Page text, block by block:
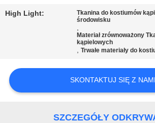
SKONTAKTUJ
NAMI
AKTUALNOŚCI
High Light:
Tkanina do kostiumów
środowisku
,
Materiał zrównoważony
kąpielowych
,Trwałe materiały do
SKONTAKTUJ SIĘ Z
SZCZEGÓŁY